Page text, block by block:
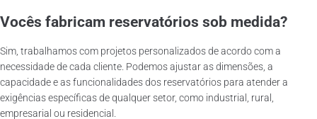
Vocês fabricam reservatórios sob medida?
Sim, trabalhamos com projetos personalizados de acordo com a
necessidade de cada cliente. Podemos ajustar as dimensões, a
capacidade e as funcionalidades dos reservatórios para atender a
exigências específicas de qualquer setor, como industrial, rural,
empresarial ou residencial.